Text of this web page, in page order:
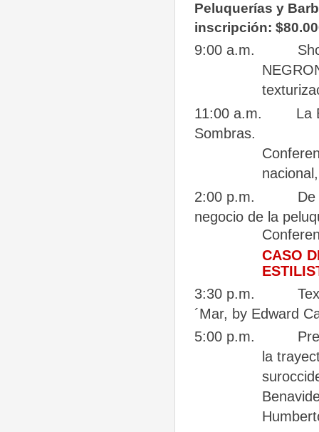
Peluquerías y
inscripción:
9:00 a.m.
11:00 a.m.
La
Sombras.
2:00 p.m.
negocio de la
CASO
3:30 p.m.
´Mar, by Edward
5:00 p.m.
la